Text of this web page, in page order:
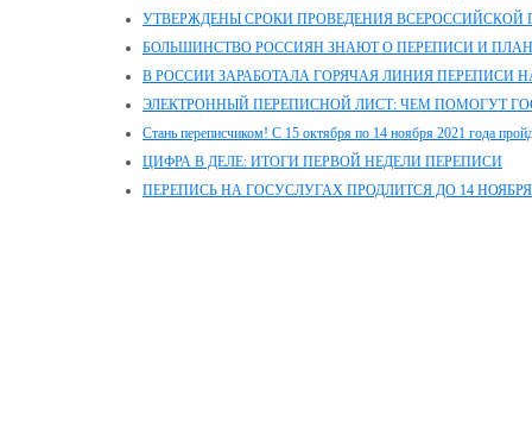
УТВЕРЖДЕНЫ СРОКИ ПРОВЕДЕНИЯ ВСЕРОССИЙСКОЙ
БОЛЬШИНСТВО РОССИЯН ЗНАЮТ О ПЕРЕПИСИ И
В РОССИИ ЗАРАБОТАЛА ГОРЯЧАЯ ЛИНИЯ ПЕРЕПИСИ
ЭЛЕКТРОННЫЙ ПЕРЕПИСНОЙ ЛИСТ: ЧЕМ ПОМОГУТ
Стань переписчиком! С 15 октября по 14 ноября 2021 года
ЦИФРА В ДЕЛЕ: ИТОГИ ПЕРВОЙ НЕДЕЛИ ПЕРЕПИСИ
ПЕРЕПИСЬ НА ГОСУСЛУГАХ ПРОДЛИТСЯ ДО 14 НОЯБРЯ